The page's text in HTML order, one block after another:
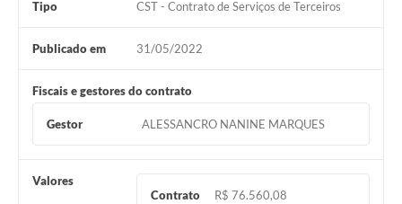
Tipo CST - Contrato de Serviços de Terceiros
Publicado em 31/05/2022
Fiscais e gestores do contrato
Gestor ALESSANCRO NANINE MARQUES
Valores
Contrato
R$ 76.560,08